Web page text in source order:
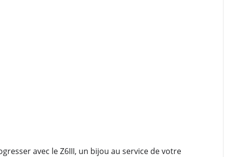
avec le Z6III, un bijou au service de votre